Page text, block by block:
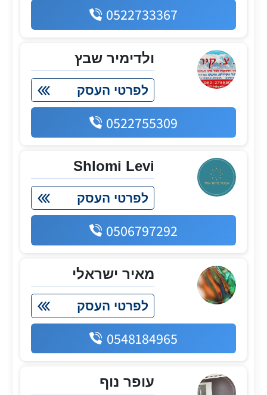
0522733367
ולדימיר שבץ
לפרטי העסק
0522755309
Shlomi Levi
לפרטי העסק
0506797292
מאיר ישראלי
לפרטי העסק
0548184965
עופר נוף